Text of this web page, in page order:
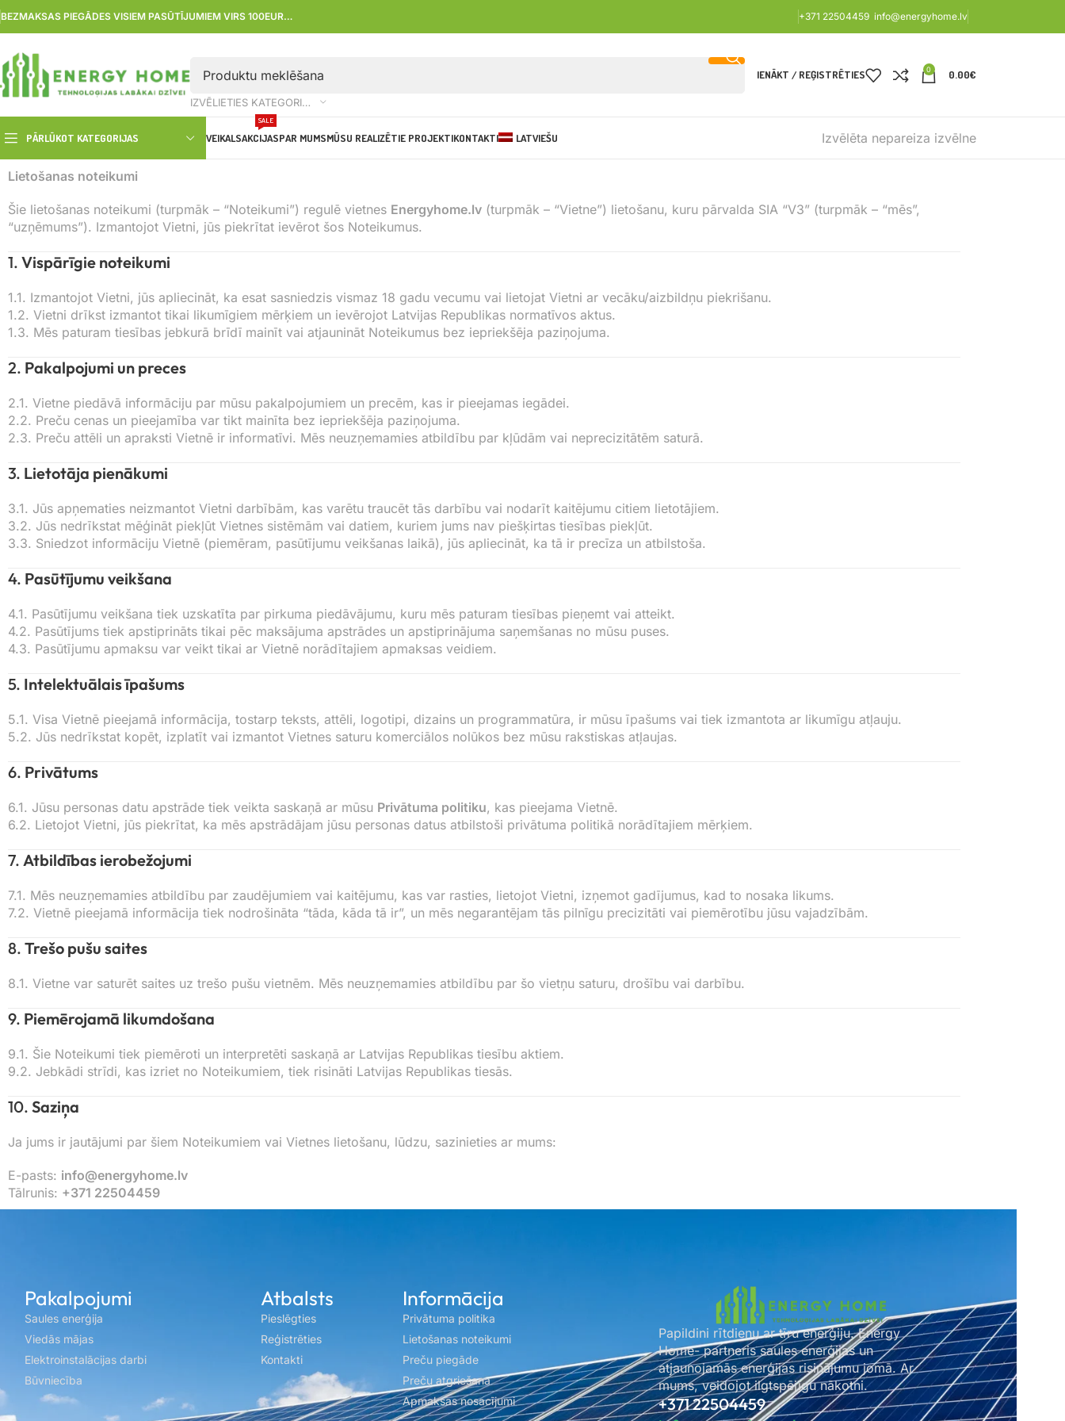
BEZMAKSAS PIEGĀDES VISIEM PASŪTĪJUMIEM VIRS 100EUR… +371 22504459 info@energyhome.lv
IZVĒLIETIES KATEGORIJU
IENĀKT / REĢISTRĒTIES 0 0.00€
PĀRLŪKOT KATEGORIJAS VEIKALSAKCIJAS
SALE
PAR MUMSMŪSU REALIZĒTIE PROJEKTIKONTAKTI LATVIEŠU Izvēlēta nepareiza izvēlne
Lietošanas noteikumi
Šie lietošanas noteikumi (turpmāk – “Noteikumi”) regulē vietnes Energyhome.lv (turpmāk – “Vietne”) lietošanu, kuru pārvalda SIA “V3” (turpmāk – “mēs”,
“uzņēmums”). Izmantojot Vietni, jūs piekrītat ievērot šos Noteikumus.
1. Vispārīgie noteikumi
1.1. Izmantojot Vietni, jūs apliecināt, ka esat sasniedzis vismaz 18 gadu vecumu vai lietojat Vietni ar vecāku/aizbildņu piekrišanu.
1.2. Vietni drīkst izmantot tikai likumīgiem mērķiem un ievērojot Latvijas Republikas normatīvos aktus.
1.3. Mēs paturam tiesības jebkurā brīdī mainīt vai atjaunināt Noteikumus bez iepriekšēja paziņojuma.
2. Pakalpojumi un preces
2.1. Vietne piedāvā informāciju par mūsu pakalpojumiem un precēm, kas ir pieejamas iegādei.
2.2. Preču cenas un pieejamība var tikt mainīta bez iepriekšēja paziņojuma.
2.3. Preču attēli un apraksti Vietnē ir informatīvi. Mēs neuzņemamies atbildību par kļūdām vai neprecizitātēm saturā.
3. Lietotāja pienākumi
3.1. Jūs apņematies neizmantot Vietni darbībām, kas varētu traucēt tās darbību vai nodarīt kaitējumu citiem lietotājiem.
3.2. Jūs nedrīkstat mēģināt piekļūt Vietnes sistēmām vai datiem, kuriem jums nav piešķirtas tiesības piekļūt.
3.3. Sniedzot informāciju Vietnē (piemēram, pasūtījumu veikšanas laikā), jūs apliecināt, ka tā ir precīza un atbilstoša.
4. Pasūtījumu veikšana
4.1. Pasūtījumu veikšana tiek uzskatīta par pirkuma piedāvājumu, kuru mēs paturam tiesības pieņemt vai atteikt.
4.2. Pasūtījums tiek apstiprināts tikai pēc maksājuma apstrādes un apstiprinājuma saņemšanas no mūsu puses.
4.3. Pasūtījumu apmaksu var veikt tikai ar Vietnē norādītajiem apmaksas veidiem.
5. Intelektuālais īpašums
5.1. Visa Vietnē pieejamā informācija, tostarp teksts, attēli, logotipi, dizains un programmatūra, ir mūsu īpašums vai tiek izmantota ar likumīgu atļauju.
5.2. Jūs nedrīkstat kopēt, izplatīt vai izmantot Vietnes saturu komerciālos nolūkos bez mūsu rakstiskas atļaujas.
6. Privātums
6.1. Jūsu personas datu apstrāde tiek veikta saskaņā ar mūsu Privātuma politiku, kas pieejama Vietnē.
6.2. Lietojot Vietni, jūs piekrītat, ka mēs apstrādājam jūsu personas datus atbilstoši privātuma politikā norādītajiem mērķiem.
7. Atbildības ierobežojumi
7.1. Mēs neuzņemamies atbildību par zaudējumiem vai kaitējumu, kas var rasties, lietojot Vietni, izņemot gadījumus, kad to nosaka likums.
7.2. Vietnē pieejamā informācija tiek nodrošināta “tāda, kāda tā ir”, un mēs negarantējam tās pilnīgu precizitāti vai piemērotību jūsu vajadzībām.
8. Trešo pušu saites
8.1. Vietne var saturēt saites uz trešo pušu vietnēm. Mēs neuzņemamies atbildību par šo vietņu saturu, drošību vai darbību.
9. Piemērojamā likumdošana
9.1. Šie Noteikumi tiek piemēroti un interpretēti saskaņā ar Latvijas Republikas tiesību aktiem.
9.2. Jebkādi strīdi, kas izriet no Noteikumiem, tiek risināti Latvijas Republikas tiesās.
10. Saziņa
Ja jums ir jautājumi par šiem Noteikumiem vai Vietnes lietošanu, lūdzu, sazinieties ar mums:
E-pasts: info@energyhome.lv
Tālrunis: +371 22504459
Pakalpojumi
Saules enerģija
Viedās mājas
Elektroinstalācijas darbi
Būvniecība
Atbalsts
Pieslēgties
Reģistrēties
Kontakti
Informācija
Privātuma politika
Lietošanas noteikumi
Preču piegāde
Preču atgriešana
Apmaksas nosacījumi
Papildini rītdienu ar tīru enerģiju. Energy
Home- partneris saules enerģijas un
atjaunojamās enerģijas risinājumu jomā. Ar
mums, veidojot ilgtspējīgu nākotni.
+371 22504459